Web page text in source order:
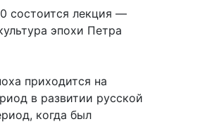
состоится лекция —
эпохи Петра
приходится на
в развитии русской
когда был